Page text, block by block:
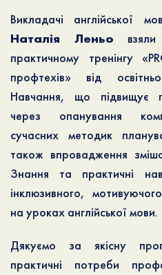
Викладачі англійської
Наталія Леньо
практичному тренінгу
профтехів» від
Навчання, що підвищує
через опанування
сучасних методик
також впровадження
Знання та практичні
інклюзивного,
на уроках англійської мови.
Дякуємо за якісну
практичні потреби